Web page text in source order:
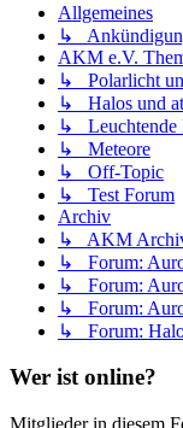
Allgemeines
↳
AKM e.V.
↳ Polarlicht
↳ Halos und
↳ Leuchtende
↳ Meteore
↳ Off-Topic
↳ Test Forum
Archiv
↳ AKM
↳ Forum:
↳ Forum:
↳ Forum:
↳ Forum:
Wer ist online?
Mitglieder in diesem